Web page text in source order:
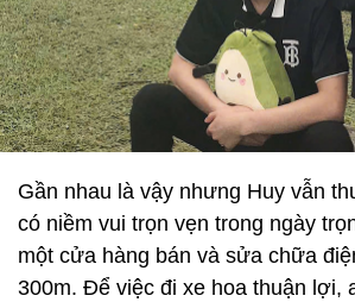
Gần nhau là vậy nhưng Huy vẫn
có niềm vui trọn vẹn trong ngày
một cửa hàng bán và sửa chữa
300m. Để việc đi xe hoa thuận lợi,